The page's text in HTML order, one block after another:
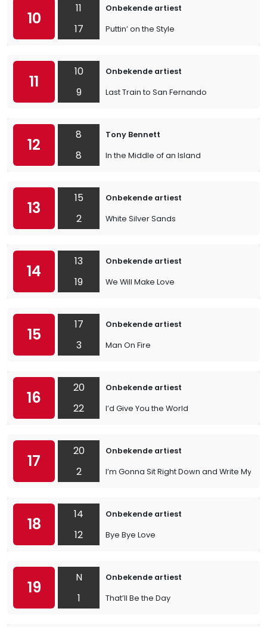
10
11
17
Onbekende artiest
Puttin’ on the Style
11
10
9
Onbekende artiest
Last Train to San Fernando
12
8
8
Tony Bennett
In the Middle of an Island
13
15
2
Onbekende artiest
White Silver Sands
14
13
19
Onbekende artiest
We Will Make Love
15
17
3
Onbekende artiest
Man On Fire
16
20
22
Onbekende artiest
I’d Give You the World
17
20
2
Onbekende artiest
I’m Gonna Sit Right Down and Write
18
14
12
Onbekende artiest
Bye Bye Love
19
N
1
Onbekende artiest
That’ll Be the Day